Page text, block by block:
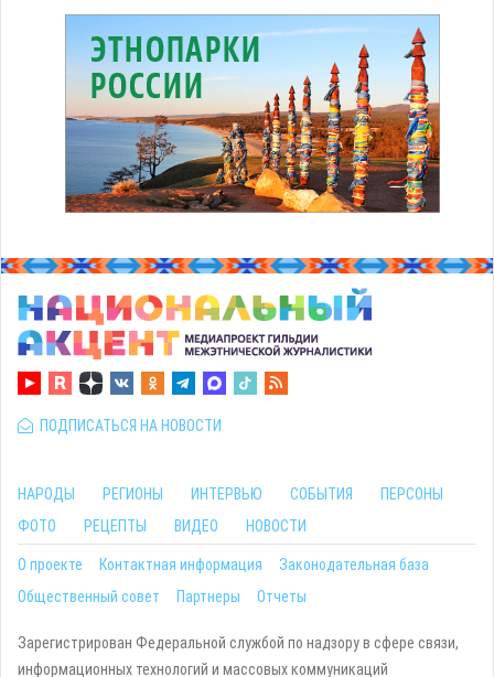
ПОДПИСАТЬСЯ НА НОВОСТИ
НАРОДЫ РЕГИОНЫ ИНТЕРВЬЮ СОБЫТИЯ
ПЕРСОНЫ
ФОТО
РЕЦЕПТЫ ВИДЕО НОВОСТИ
О проекте Контактная информация
Законодательная база
Общественный совет
Партнеры Отчеты
Зарегистрирован Федеральной службой по надзору в сфере связи,
информационных технологий и массовых коммуникаций